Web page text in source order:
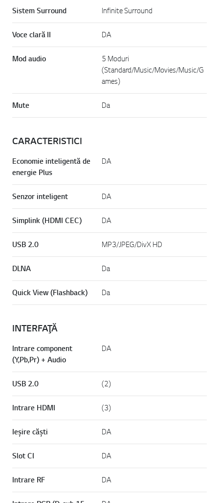
Sistem Surround Infinite Surround
Voce clară II DA
Mod audio
5 Moduri
(Standard/Music/Movies/Music/G
ames)
Mute Da
CARACTERISTICI
Economie inteligentă de
energie Plus
DA
Senzor inteligent DA
Simplink (HDMI CEC) DA
USB 2.0 MP3/JPEG/DivX HD
DLNA Da
Quick View (Flashback) Da
INTERFAŢĂ
Intrare component
(Y,Pb,Pr) + Audio
DA
USB 2.0 (2)
Intrare HDMI (3)
Ieşire căşti DA
Slot CI DA
Intrare RF DA